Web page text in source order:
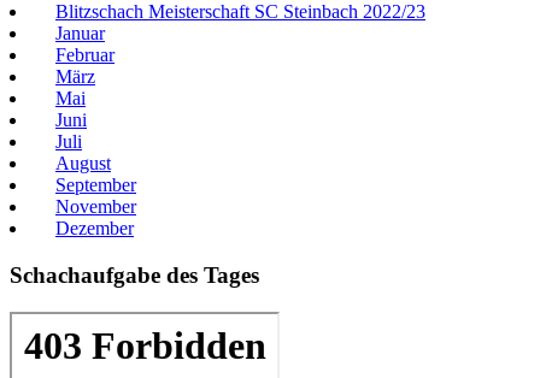
Blitzschach Meisterschaft SC Steinbach 2022/23
Januar
Februar
März
Mai
Juni
Juli
August
September
November
Dezember
Schachaufgabe des Tages